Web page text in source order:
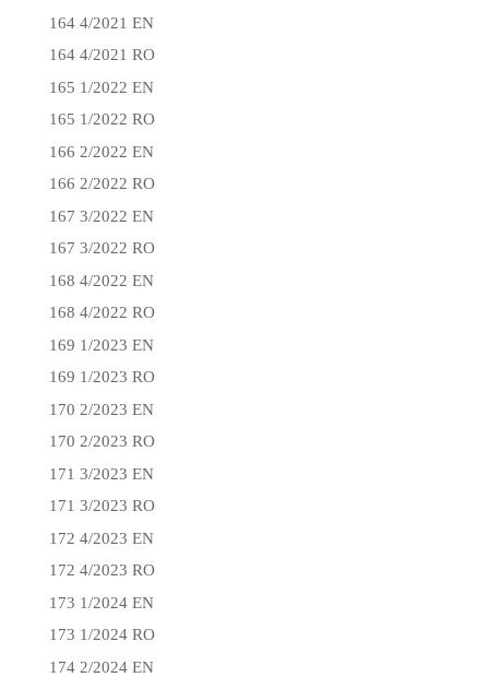
164 4/2021 EN
164 4/2021 RO
165 1/2022 EN
165 1/2022 RO
166 2/2022 EN
166 2/2022 RO
167 3/2022 EN
167 3/2022 RO
168 4/2022 EN
168 4/2022 RO
169 1/2023 EN
169 1/2023 RO
170 2/2023 EN
170 2/2023 RO
171 3/2023 EN
171 3/2023 RO
172 4/2023 EN
172 4/2023 RO
173 1/2024 EN
173 1/2024 RO
174 2/2024 EN